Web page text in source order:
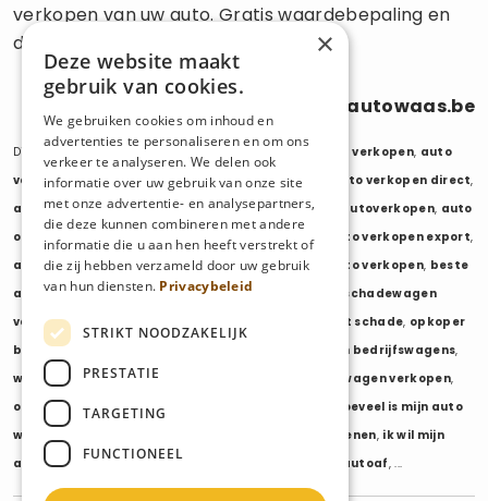
verkopen van uw auto. Gratis waardebepaling en
directe uitbetaling.
info@autowaas.be
Diensten: auto verkopen auto export verkopen, auto
verkopen export,auto verkopen zonder keuring auto verkopen direct,
auto tweedehands verkopen,mijn auto verkopen autoverkopen, auto
opkopers
opkoper auto , export auto verkopen auto verkopen export,
auto opkoper export,opkopen van auto's,oude auto verkopen, beste
auto opkoper,wij kopen auto's,wij kopen uw auto
schadewagen
verkopen
opkoper auto met schade, opkoper
bedrijfswagens
verkopen bedrijfswagens,
wagenpark verkopen, bestelwagen verkopen,
opkoper bestelwagens
hoeveel is mijn auto
waard
waarde auto berekenen, ik wil mijn
auto verkopen,ik wil van mijn auto af ikwilvanmijnautoaf, ...
×
Deze website maakt
gebruik van cookies.
We gebruiken cookies om inhoud en
advertenties te personaliseren en om ons
verkeer te analyseren. We delen ook
informatie over uw gebruik van onze site
met onze advertentie- en analysepartners,
die deze kunnen combineren met andere
informatie die u aan hen heeft verstrekt of
die zij hebben verzameld door uw gebruik
van hun diensten. Privacybeleid
STRIKT NOODZAKELIJK
PRESTATIE
TARGETING
FUNCTIONEEL